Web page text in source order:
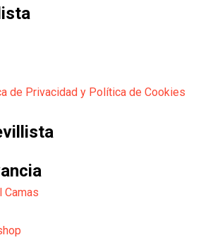
de Privacidad y Política de Cookies
Camas